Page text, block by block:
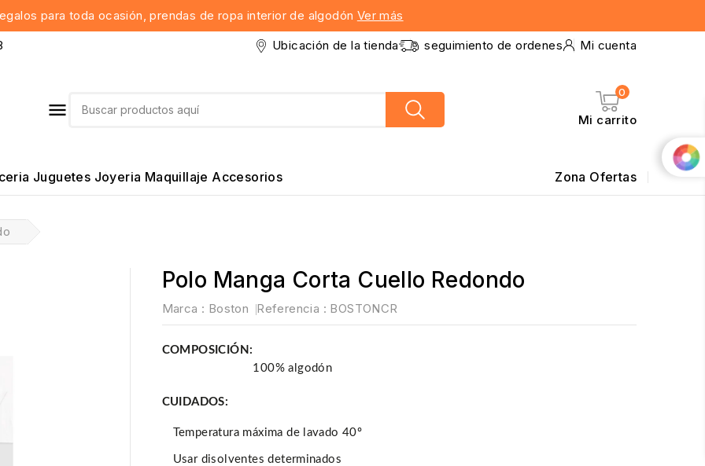
para toda ocasión, prendas de ropa interior de algodón Ver más
Ubicación de la tienda seguimiento de ordenes Mi cuenta

0
Mi carrito
Juguetes Joyeria Maquillaje Accesorios Zona Ofertas
Polo Manga Corta Cuello Redondo
Marca : Boston Referencia : BOSTONCR
COMPOSICIÓN:
100% algodón
CUIDADOS:
Temperatura máxima de lavado 40º
Usar disolventes determinados